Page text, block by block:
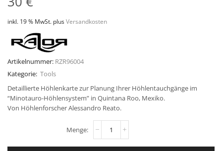
inkl. 19 % MwSt. plusVersandkosten
Artikelnummer: RZR96004
Kategorie: Tools
Detaillierte Höhlenkarte zur Planung Ihrer Höhlentauchgänge im
“Minotauro-Höhlensystem” in Quintana Roo, Mexiko.
Von Höhlenforscher Alessandro Reato.